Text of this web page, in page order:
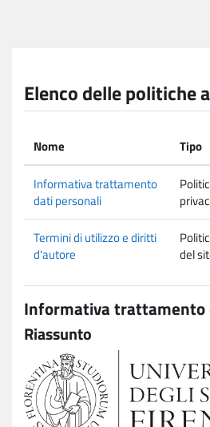
Elenco delle politiche
Nome Tipo
Informativa trattamento
dati personali
Termini di utilizzo e diritti
d'autore
del
Informativa trattamento
Riassunto